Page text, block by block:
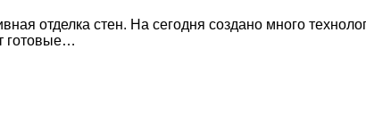
отделка стен. На сегодня создано много
готовые…